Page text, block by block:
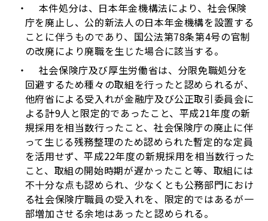
・
本件処分は、日本年金機構法により、社会保険
庁を廃止し、公的新法人の日本年金機構を設置する
ことに伴うものであり、国公法第78条第4号の官制
の改廃により廃職を生じた場合に該当する。
・
社会保険庁及び厚生労働省は、分限免職処分を
回避するため種々の取組を行ったと認められるが、
他府省による受入れが金融庁及び公正取引委員会に
よる計9人と限定的であったこと、平成21年度の新
規採用を相当数行ったこと、社会保険庁の廃止に伴
って生じる残務整理のため認められた暫定的な定員
を活用せず、平成22年度の新規採用を相当数行った
こと、取組の開始時期が遅かったこと等、取組には
不十分な点も認められ、少なくとも公務部門におけ
る社会保険庁職員の受入れを、限定的ではあるが一
部増加させる余地はあったと認められる。